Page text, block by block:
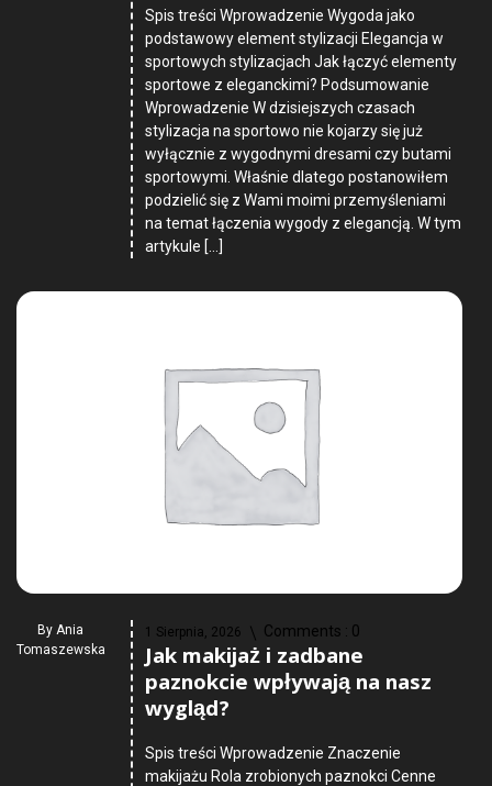
Spis treści Wprowadzenie Wygoda jako
podstawowy element stylizacji Elegancja w
sportowych stylizacjach Jak łączyć elementy
sportowe z eleganckimi? Podsumowanie
Wprowadzenie W dzisiejszych czasach
stylizacja na sportowo nie kojarzy się już
wyłącznie z wygodnymi dresami czy butami
sportowymi. Właśnie dlatego postanowiłem
podzielić się z Wami moimi przemyśleniami
na temat łączenia wygody z elegancją. W tym
artykule […]
By Ania
Tomaszewska
1 Sierpnia, 2026 Comments : 0
Jak makijaż i zadbane
paznokcie wpływają na nasz
wygląd?
Spis treści Wprowadzenie Znaczenie
makijażu Rola zrobionych paznokci Cenne